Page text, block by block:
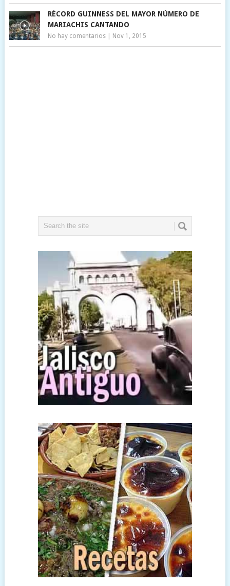
RÉCORD GUINNESS DEL MAYOR NÚMERO DE
MARIACHIS CANTANDO
No hay comentarios| Nov 1, 2015